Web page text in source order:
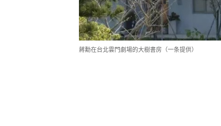
蔣勳在台北雲門劇場的大樹書房（一条提供）